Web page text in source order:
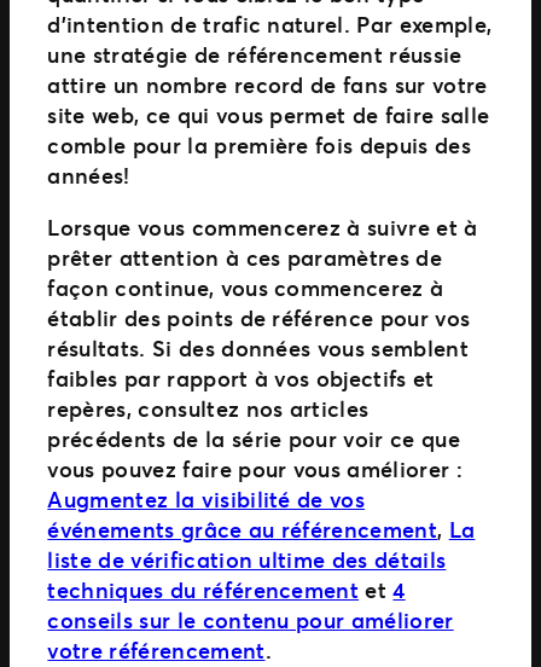
d’intention de trafic naturel. Par exemple,
une stratégie de référencement réussie
attire un nombre record de fans sur votre
site web, ce qui vous permet de faire salle
comble pour la première fois depuis des
années!
Lorsque vous commencerez à suivre et à
prêter attention à ces paramètres de
façon continue, vous commencerez à
établir des points de référence pour vos
résultats. Si des données vous semblent
faibles par rapport à vos objectifs et
repères, consultez nos articles
précédents de la série pour voir ce que
vous pouvez faire pour vous améliorer :
Augmentez la visibilité de vos
événements grâce au référencement, La
liste de vérification ultime des détails
techniques du référencement et4
conseils sur le contenu pour améliorer
votre référencement.